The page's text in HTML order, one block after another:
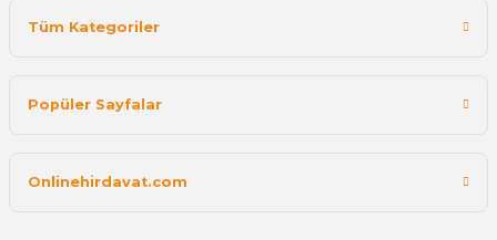
Tüm Kategoriler
Popüler Sayfalar
Onlinehirdavat.com